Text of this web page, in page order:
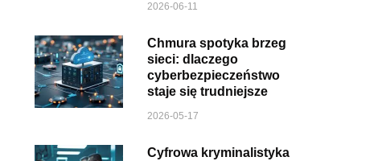
2026-06-11
Chmura spotyka brzeg
sieci: dlaczego
cyberbezpieczeństwo
staje się trudniejsze
2026-05-17
Cyfrowa kryminalistyka